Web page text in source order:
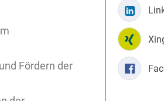
Fördern der